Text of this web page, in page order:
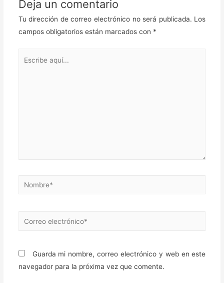
Deja un comentario
Tu dirección de correo electrónico no será publicada. Los
campos obligatorios están marcados con *
Nombre*
Correo
Guarda mi nombre, correo electrónico y web en este
navegador para la próxima vez que comente.